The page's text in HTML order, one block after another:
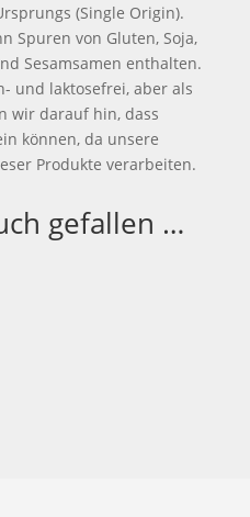
(Single Origin).
Spuren von Gluten, Soja,
Sesamsamen enthalten.
und laktosefrei, aber als
wir darauf hin, dass
können, da unsere
Produkte verarbeiten.
gefallen …